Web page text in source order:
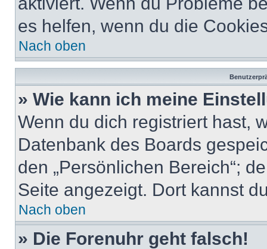
es helfen, wenn du die
Nach oben
» Wie kann ich meine
Wenn du dich registriert hast,
Datenbank des Boards
den „Persönlichen Bereich“;
Seite angezeigt. Dort kannst
Nach oben
» Die Forenuhr geht falsch!